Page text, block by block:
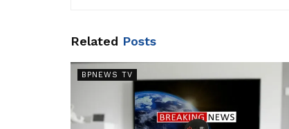
Related Posts
BPNEWS TV